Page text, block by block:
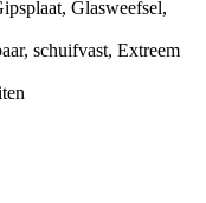
Glasweefsel,
schuifvast, Extreem